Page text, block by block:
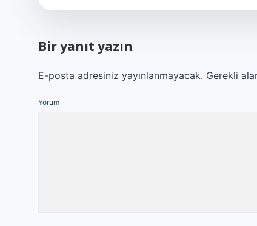
Bir yanıt yazın
E-posta adresiniz yayınlanmayacak. Gerekli
Yorum